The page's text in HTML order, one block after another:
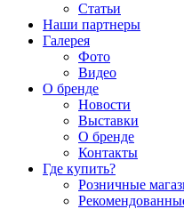
Статьи
Наши партнеры
Галерея
Фото
Видео
О бренде
Новости
Выставки
О бренде
Контакты
Где купить?
Розничные